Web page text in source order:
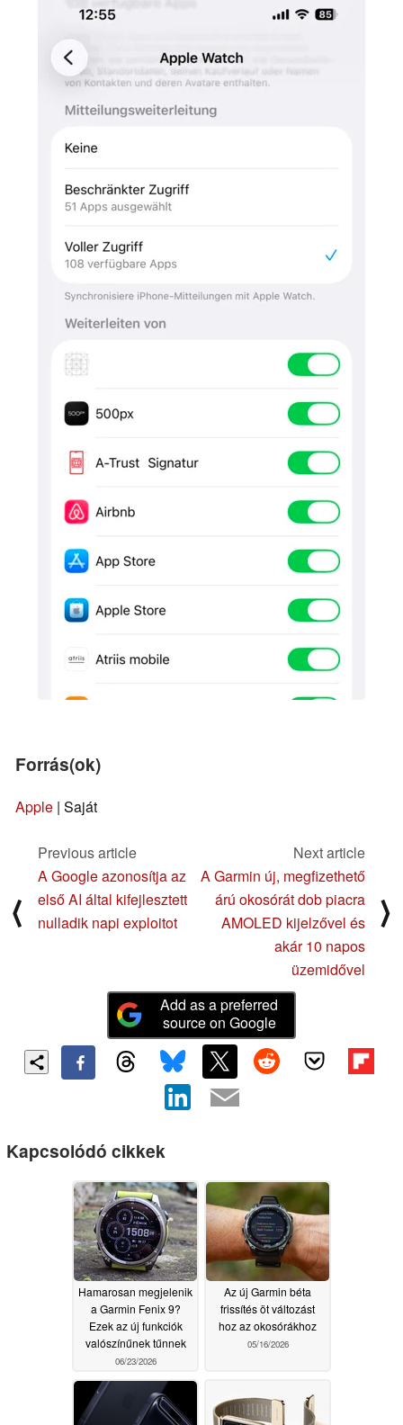
Forrás(ok)
Apple | Saját
⟨
Previous article
A Google azonosítja az
első AI által kifejlesztett
nulladik napi exploitot
Next article
A Garmin új, megfizethető
árú okosórát dob piacra
AMOLED kijelzővel és
akár 10 napos
üzemidővel
⟩
Add as a preferred
source on Google
Kapcsolódó cikkek
Hamarosan megjelenik
a Garmin Fenix 9?
Ezek az új funkciók
valószínűnek tűnnek
06/23/2026
Az új Garmin béta
frissítés öt változást
hoz az okosórákhoz
05/16/2026